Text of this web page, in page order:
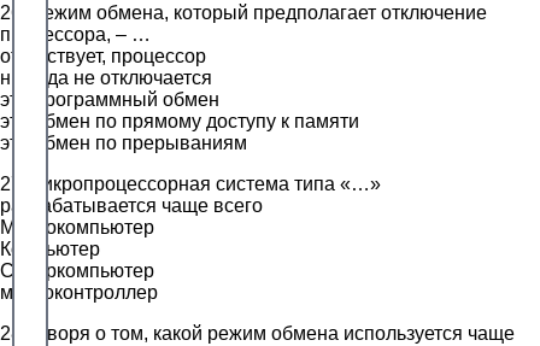
26. Режим обмена, который предполагает отключение
процессора, – …
отсутствует, процессор
никогда не отключается
это программный обмен
это обмен по прямому доступу к памяти
это обмен по прерываниям
27.Микропроцессорная система типа «…»
разрабатывается чаще всего
Микрокомпьютер
Компьютер
Суперкомпьютер
микроконтроллер
28.Говоря о том, какой режим обмена используется чаще